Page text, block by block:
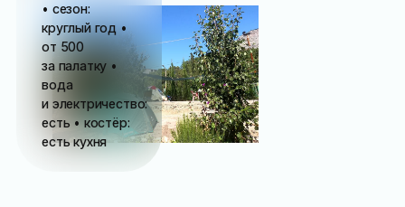
• сезон:
круглый год •
от500
за палатку •
вода
и электричество:
есть • костёр:
есть кухня